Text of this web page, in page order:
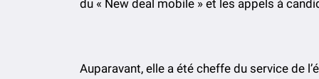
du « New deal mobile » et les appels à
Auparavant, elle a été cheffe du service de